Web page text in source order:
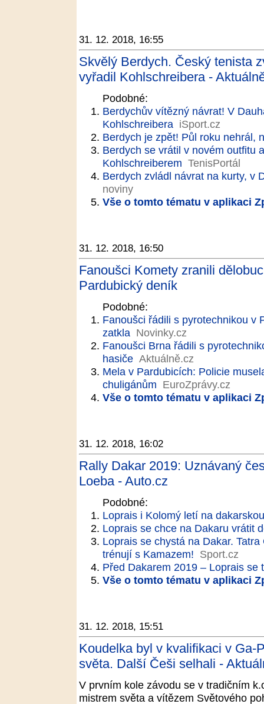
31. 12. 2018, 16:55
Skvělý Berdych. Český tenista
vyřadil Kohlschreibera -
Podobné:
Berdychův vítězný návrat! V
Kohlschreibera iSport.cz
Berdych je zpět! Půl roku nehrál,
Berdych se vrátil v novém outfitu
Kohlschreiberem TenisPortál
Berdych zvládl návrat na kurty, v
noviny
Vše o tomto tématu v aplikaci
31. 12. 2018, 16:50
Fanoušci Komety zranili
Pardubický deník
Podobné:
Fanoušci řádili s pyrotechnikou v
zatkla Novinky.cz
Fanoušci Brna řádili s
hasiče Aktuálně.cz
Mela v Pardubicích: Policie
chuligánům EuroZprávy.cz
Vše o tomto tématu v aplikaci
31. 12. 2018, 16:02
Rally Dakar 2019: Uznávaný
Loeba - Auto.cz
Podobné:
Loprais i Kolomý letí na
Loprais se chce na Dakaru vrátit
Loprais se chystá na Dakar.
trénují s Kamazem! Sport.cz
Před Dakarem 2019 – Loprais se
Vše o tomto tématu v aplikaci
31. 12. 2018, 15:51
Koudelka byl v kvalifikaci v Ga-
světa. Další Češi selhali -
V prvním kole závodu se v tradičním
mistrem světa a vítězem Světového